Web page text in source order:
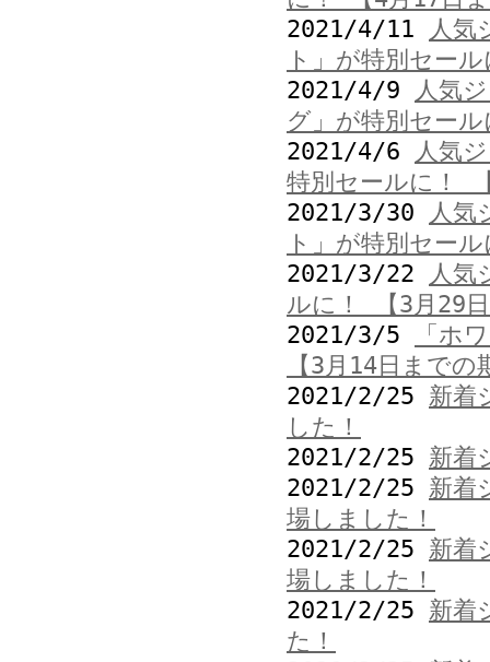
2021/4/11
人気
ト」が特別セー
2021/4/9
人気
グ」が特別セー
2021/4/6
人気
特別セールに！
2021/3/30
人気
ト」が特別セー
2021/3/22
人気
ルに！ 【3月29
2021/3/5
「ホ
【3月14日までの
2021/2/25 新着
した！
2021/2/25 新着
2021/2/25 新着
場しました！
2021/2/25 新着
場しました！
2021/2/25 新着
た！